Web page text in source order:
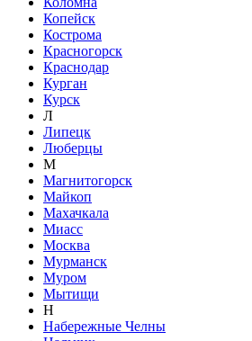
Копейск
Кострома
Красногорск
Краснодар
Курган
Курск
Л
Липецк
Люберцы
М
Магнитогорск
Майкоп
Махачкала
Миасс
Москва
Мурманск
Муром
Мытищи
Н
Набережные Челны